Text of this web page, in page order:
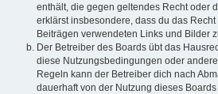
enthält, die gegen geltendes Recht oder
erklärst insbesondere, dass du das
Beiträgen verwendeten Links und Bilder
Der Betreiber des Boards übt das
diese Nutzungsbedingungen oder
Regeln kann der Betreiber dich nach
dauerhaft von der Nutzung dieses